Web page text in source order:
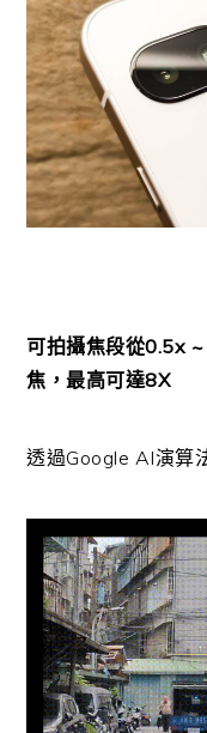
可拍攝焦段從0.5x
焦，最高可達8X
透過Google AI演算